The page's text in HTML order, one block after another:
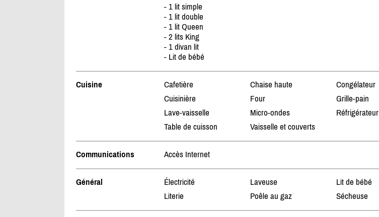
- 1 lit simple
- 1 lit double
- 1 lit Queen
- 2 lits King
- 1 divan lit
- Lit de bébé
Cuisine Cafetière Chaise haute
Congélateur
Cuisinière
Four
Grille-pain
Lave-vaisselle
Micro-ondes
Réfrigérateur
Table de cuisson
Vaisselle et couverts
Communications Accès Internet
Général Électricité Laveuse
Lit de bébé
Literie
Poêle au gaz Sécheuse